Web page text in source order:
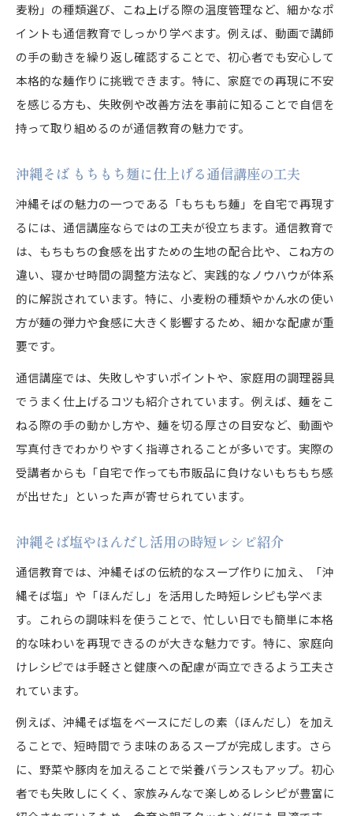
麦粉」の種類選び、こね上げる際の温度管理など、細かなポ
イントも通信教育でしっかり学べます。例えば、動画で講師
の手の動きを繰り返し確認することで、初心者でも安心して
本格的な麺作りに挑戦できます。特に、家庭での再現に不安
を感じる方も、失敗例や改善方法を事前に知ることで自信を
持って取り組めるのが通信教育の魅力です。
沖縄そば もちもち麺に仕上げる通信講座の工夫
沖縄そばの魅力の一つである「もちもち麺」を自宅で再現す
るには、通信講座ならではの工夫が役立ちます。通信教育で
は、もちもちの食感を出すための生地の配合比や、こね方の
違い、寝かせ時間の調整方法など、実践的なノウハウが体系
的に解説されています。特に、小麦粉の種類やかん水の使い
方が麺の弾力や食感に大きく影響するため、細かな配慮が重
要です。
通信講座では、失敗しやすいポイントや、家庭用の調理器具
でうまく仕上げるコツも紹介されています。例えば、麺をこ
ねる際の手の動かし方や、麺を切る厚さの目安など、動画や
写真付きでわかりやすく指導されることが多いです。実際の
受講者からも「自宅で作っても市販品に負けないもちもち感
が出せた」といった声が寄せられています。
沖縄そば塩やほんだし活用の時短レシピ紹介
通信教育では、沖縄そばの伝統的なスープ作りに加え、「沖
縄そば塩」や「ほんだし」を活用した時短レシピも学べま
す。これらの調味料を使うことで、忙しい日でも簡単に本格
的な味わいを再現できるのが大きな魅力です。特に、家庭向
けレシピでは手軽さと健康への配慮が両立できるよう工夫さ
れています。
例えば、沖縄そば塩をベースにだしの素（ほんだし）を加え
ることで、短時間でうま味のあるスープが完成します。さら
に、野菜や豚肉を加えることで栄養バランスもアップ。初心
者でも失敗しにくく、家族みんなで楽しめるレシピが豊富に